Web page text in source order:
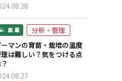
分析・管理
ーマンの育苗・栽培の温度
は難しい？気をつける点